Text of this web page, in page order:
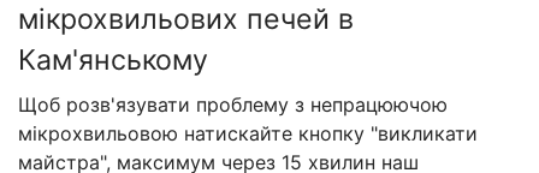
мікрохвильових печей в
Кам'янському
Щоб розв'язувати проблему з непрацюючою
мікрохвильовою натискайте кнопку "викликати
майстра", максимум через 15 хвилин наш